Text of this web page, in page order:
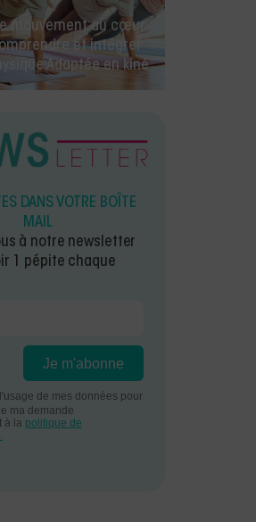
des kinés commence
électronique et
nouveautés Milo.
DANS VOTRE BOÎTE
MAIL
à notre newsletter
1 pépite chaque